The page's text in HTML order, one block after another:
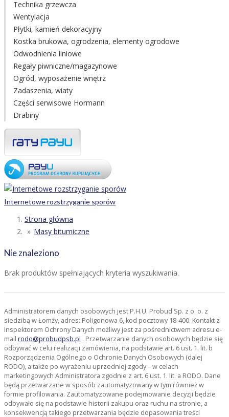
Technika grzewcza
Wentylacja
Płytki, kamień dekoracyjny
Kostka brukowa, ogrodzenia, elementy ogrodowe
Odwodnienia liniowe
Regały piwniczne/magazynowe
Ogród, wyposażenie wnętrz
Zadaszenia, wiaty
Części serwisowe Hormann
Drabiny
Internetowe rozstrzyganie sporów
Strona główna
Masy bitumiczne
Nie znaleziono
Brak produktów spełniających kryteria wyszukiwania.
Administratorem danych osobowych jest P.H.U. Probud Sp. z o. o. z
siedzibą w Łomży, adres: Poligonowa 6, kod pocztowy 18-400. Kontakt z
Inspektorem Ochrony Danych możliwy jest za pośrednictwem adresu e-
mail rodo@probudpsb.pl . Przetwarzanie danych osobowych będzie się
odbywać w celu realizacji zamówienia, na podstawie art. 6 ust. 1. lit. b
Rozporządzenia Ogólnego o Ochronie Danych Osobowych (dalej
RODO), a także po wyrażeniu uprzedniej zgody – w celach
marketingowych Administratora zgodnie z art. 6 ust. 1. lit. a RODO. Dane
będą przetwarzane w sposób zautomatyzowany w tym również w
formie profilowania. Zautomatyzowane podejmowanie decyzji będzie
odbywało się na podstawie historii zakupu oraz ruchu na stronie, a
konsekwencją takiego przetwarzania będzie dopasowania treści